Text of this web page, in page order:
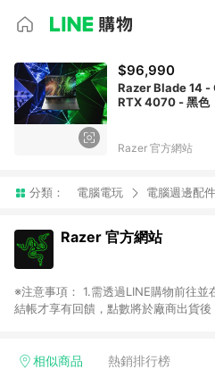
$96,990
Razer Blade 14 -
RTX 4070 - 黑色
Razer 官方網站
分類： 電腦電玩 電腦週邊配件
Razer 官方網站
※注意事項： 1.需透過LINE購物前往並
結帳才享有回饋，點數將於廠商出貨
差異。 4.請勿自行更改語言、幣別或
相似商品 熱銷排行榜